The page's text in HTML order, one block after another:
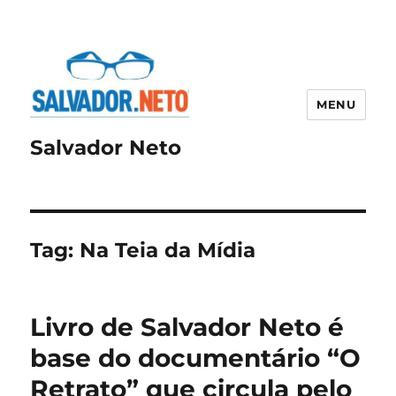
Salvador Neto
MENU
Tag: Na Teia da Mídia
Livro de Salvador Neto é
base do documentário “O
Retrato” que circula pelo